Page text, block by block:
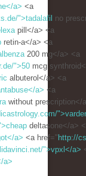
a> <a
">tadalafil no
pill</a> <a
retin-a</a> <a
200 mg</a> <a
">50 mcg
albuterol</a> <a
a> <a
without prescription</
deltasone</a>
a> <a href=" http://
">vpxl</a>
a>